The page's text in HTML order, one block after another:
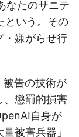
なたのサニテ
という。その
・嫌がらせ行
告の技術が
、懲罰的損害
自身が
被害兵器」